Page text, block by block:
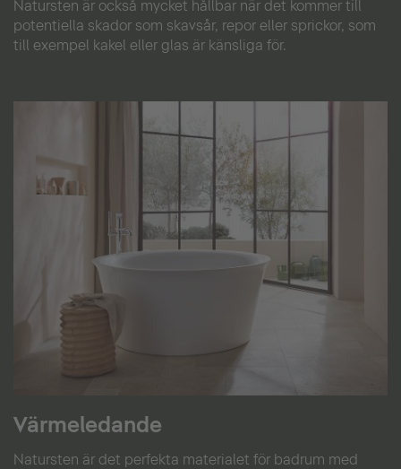
Natursten är också mycket hållbar när det kommer till
potentiella skador som skavsår, repor eller sprickor, som
till exempel kakel eller glas är känsliga för.
Värmeledande
Natursten är det perfekta materialet för badrum med